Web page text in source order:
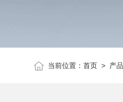
当前位置：首页 > 产